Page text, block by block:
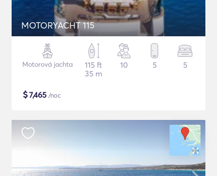
MOTORYACHT 115
Motorová jachta
115 ft
35 m
10 5 5
$7,465 /noc